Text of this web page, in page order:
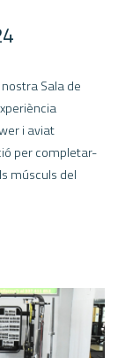
Sala de
i aviat
per completar-
músculs del